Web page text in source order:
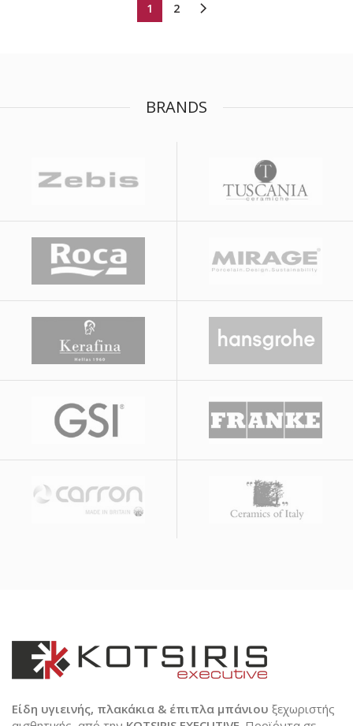
1 2
BRANDS
Είδη υγιεινής, πλακάκια & έπιπλα μπάνιου ξεχωριστής